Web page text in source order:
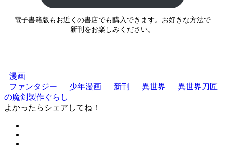
電子書籍版もお近くの書店でも購入できます。お好きな方法で
新刊をお楽しみください。
漫画
ファンタジー
少年漫画 新刊 異世界
異世界刀匠
の魔剣製作ぐらし
よかったらシェアしてね！